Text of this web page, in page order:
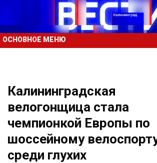
ОСНОВНОЕ МЕНЮ
Калининградская
велогонщица стала
чемпионкой Европы по
шоссейному
среди глухих